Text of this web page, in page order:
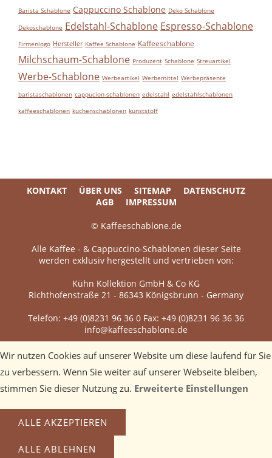
Barista Schablone Cappuccino Schablone Deko Schablone
Dekoschablone Edelstahl-Schablone Espresso-Schablone
Firmenlogo Hersteller Kaffee Schablone Kaffeeschablone
Milchschaum-Schablone Produzent Schablone Streuartikel
Werbe-Schablone Werbeartikel Werbemittel Werbepräsente
baristaschablonen cappucion-schablonen edelstahl edelstahlschablonen
kaffeeschablonen kuchenschablonen kunststoff
KONTAKT ÜBER UNS SITEMAP
DATENSCHUTZ
AGB
IMPRESSUM
© Kaffeeschablone.de
Alle Kaffee - & Cappuccino-Schablonen dieser Seite
werden exklusiv hergestellt und vertrieben von:
Kühn Kollektion GmbH & Co KG
Richthofenstraße 21 - 86343 Königsbrunn - Germany
Telefon: +49 (0)8231 96 36 0 Fax: +49 (0)8231 96 36 36
info@kaffeeschablone.de
Wir nutzen Cookies auf unserer Website um diese laufend für Sie
zu verbessern. Wenn Sie weiter auf unserer Webseite bleiben,
stimmen Sie dieser Nutzung zu. Erweiterte Einstellungen
ALLE AKZEPTIEREN
ALLE ABLEHNEN